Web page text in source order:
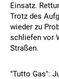
Einsatz.
Trotz des
wieder zu
schliefen vor
Straßen.
"Tutto Gas":